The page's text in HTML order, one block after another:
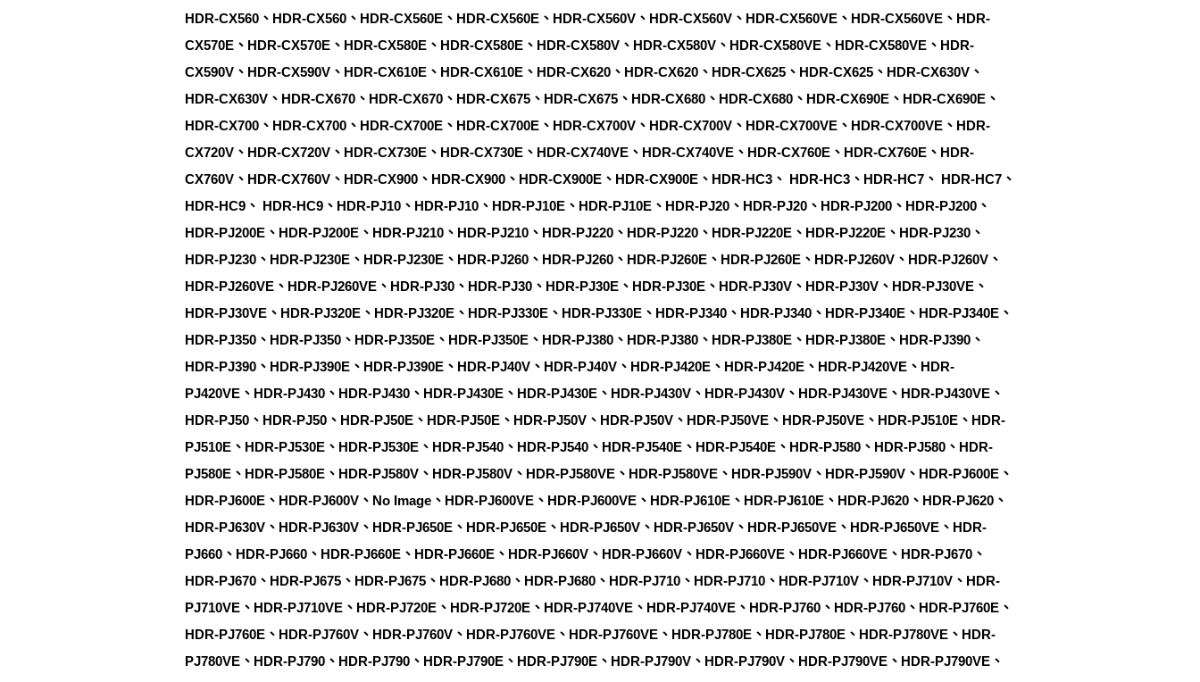
HDR-CX560、HDR-CX560、HDR-CX560E、HDR-CX560E、HDR-CX560V、HDR-CX560V、HDR-CX560VE、HDR-CX560VE、HDR-
CX570E、HDR-CX570E、HDR-CX580E、HDR-CX580E、HDR-CX580V、HDR-CX580V、HDR-CX580VE、HDR-CX580VE、HDR-
CX590V、HDR-CX590V、HDR-CX610E、HDR-CX610E、HDR-CX620、HDR-CX620、HDR-CX625、HDR-CX625、HDR-CX630V、
HDR-CX630V、HDR-CX670、HDR-CX670、HDR-CX675、HDR-CX675、HDR-CX680、HDR-CX680、HDR-CX690E、HDR-CX690E、
HDR-CX700、HDR-CX700、HDR-CX700E、HDR-CX700E、HDR-CX700V、HDR-CX700V、HDR-CX700VE、HDR-CX700VE、HDR-
CX720V、HDR-CX720V、HDR-CX730E、HDR-CX730E、HDR-CX740VE、HDR-CX740VE、HDR-CX760E、HDR-CX760E、HDR-
CX760V、HDR-CX760V、HDR-CX900、HDR-CX900、HDR-CX900E、HDR-CX900E、HDR-HC3、 HDR-HC3、HDR-HC7、 HDR-HC7、
HDR-HC9、 HDR-HC9、HDR-PJ10、HDR-PJ10、HDR-PJ10E、HDR-PJ10E、HDR-PJ20、HDR-PJ20、HDR-PJ200、HDR-PJ200、
HDR-PJ200E、HDR-PJ200E、HDR-PJ210、HDR-PJ210、HDR-PJ220、HDR-PJ220、HDR-PJ220E、HDR-PJ220E、HDR-PJ230、
HDR-PJ230、HDR-PJ230E、HDR-PJ230E、HDR-PJ260、HDR-PJ260、HDR-PJ260E、HDR-PJ260E、HDR-PJ260V、HDR-PJ260V、
HDR-PJ260VE、HDR-PJ260VE、HDR-PJ30、HDR-PJ30、HDR-PJ30E、HDR-PJ30E、HDR-PJ30V、HDR-PJ30V、HDR-PJ30VE、
HDR-PJ30VE、HDR-PJ320E、HDR-PJ320E、HDR-PJ330E、HDR-PJ330E、HDR-PJ340、HDR-PJ340、HDR-PJ340E、HDR-PJ340E、
HDR-PJ350、HDR-PJ350、HDR-PJ350E、HDR-PJ350E、HDR-PJ380、HDR-PJ380、HDR-PJ380E、HDR-PJ380E、HDR-PJ390、
HDR-PJ390、HDR-PJ390E、HDR-PJ390E、HDR-PJ40V、HDR-PJ40V、HDR-PJ420E、HDR-PJ420E、HDR-PJ420VE、HDR-
PJ420VE、HDR-PJ430、HDR-PJ430、HDR-PJ430E、HDR-PJ430E、HDR-PJ430V、HDR-PJ430V、HDR-PJ430VE、HDR-PJ430VE、
HDR-PJ50、HDR-PJ50、HDR-PJ50E、HDR-PJ50E、HDR-PJ50V、HDR-PJ50V、HDR-PJ50VE、HDR-PJ50VE、HDR-PJ510E、HDR-
PJ510E、HDR-PJ530E、HDR-PJ530E、HDR-PJ540、HDR-PJ540、HDR-PJ540E、HDR-PJ540E、HDR-PJ580、HDR-PJ580、HDR-
PJ580E、HDR-PJ580E、HDR-PJ580V、HDR-PJ580V、HDR-PJ580VE、HDR-PJ580VE、HDR-PJ590V、HDR-PJ590V、HDR-PJ600E、
HDR-PJ600E、HDR-PJ600V、No Image、HDR-PJ600VE、HDR-PJ600VE、HDR-PJ610E、HDR-PJ610E、HDR-PJ620、HDR-PJ620、
HDR-PJ630V、HDR-PJ630V、HDR-PJ650E、HDR-PJ650E、HDR-PJ650V、HDR-PJ650V、HDR-PJ650VE、HDR-PJ650VE、HDR-
PJ660、HDR-PJ660、HDR-PJ660E、HDR-PJ660E、HDR-PJ660V、HDR-PJ660V、HDR-PJ660VE、HDR-PJ660VE、HDR-PJ670、
HDR-PJ670、HDR-PJ675、HDR-PJ675、HDR-PJ680、HDR-PJ680、HDR-PJ710、HDR-PJ710、HDR-PJ710V、HDR-PJ710V、HDR-
PJ710VE、HDR-PJ710VE、HDR-PJ720E、HDR-PJ720E、HDR-PJ740VE、HDR-PJ740VE、HDR-PJ760、HDR-PJ760、HDR-PJ760E、
HDR-PJ760E、HDR-PJ760V、HDR-PJ760V、HDR-PJ760VE、HDR-PJ760VE、HDR-PJ780E、HDR-PJ780E、HDR-PJ780VE、HDR-
PJ780VE、HDR-PJ790、HDR-PJ790、HDR-PJ790E、HDR-PJ790E、HDR-PJ790V、HDR-PJ790V、HDR-PJ790VE、HDR-PJ790VE、